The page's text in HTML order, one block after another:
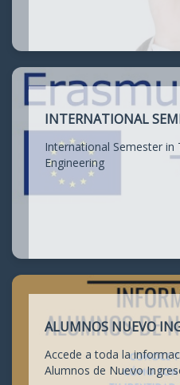
INTERNATIONAL
International Semester in
Engineering
ALUMNOS NUEVO
Accede a toda la
Alumnos de Nuevo